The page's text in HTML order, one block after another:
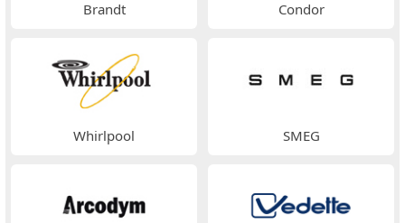
Brandt Condor
Whirlpool SMEG